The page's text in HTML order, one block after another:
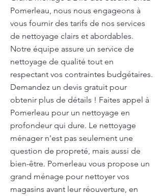
Pomerleau, nous nous engageons à
vous fournir des tarifs de nos services
de nettoyage clairs et abordables.
Notre équipe assure un service de
nettoyage de qualité tout en
respectant vos contraintes budgétaires.
Demandez un devis gratuit pour
obtenir plus de détails ! Faites appel à
Pomerleau pour un nettoyage en
profondeur qui dure. Le nettoyage
ménager n'est pas seulement une
question de propreté, mais aussi de
bien-être. Pomerleau vous propose un
grand ménage pour nettoyer vos
magasins avant leur réouverture, en